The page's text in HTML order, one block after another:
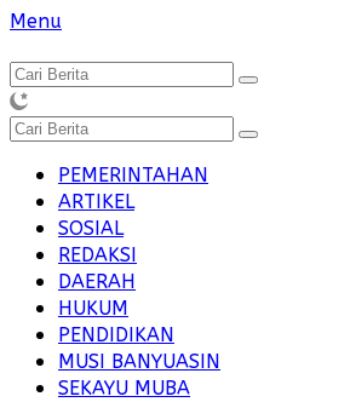
Langsung
konten
Menu
PEMERINTAHAN
ARTIKEL
SOSIAL
REDAKSI
DAERAH
HUKUM
PENDIDIKAN
MUSI BANYUASIN
SEKAYU MUBA